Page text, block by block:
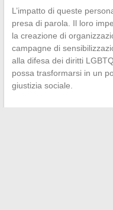
L’impatto di queste
presa di parola. Il loro
la creazione di
campagne di
alla difesa dei diritti
possa trasformarsi in un
giustizia sociale.